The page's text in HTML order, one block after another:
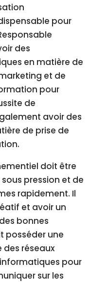
pour
des
en matière de
et de
pour
de
avoir des
de prise de
doit être
pression et de
rapidement. Il
et avoir un
bonnes
posséder une
réseaux
pour
sur les